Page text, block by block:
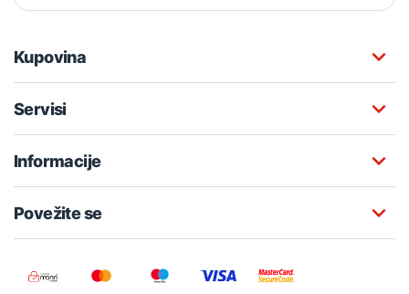
Kupovina
Servisi
Informacije
Povežite se